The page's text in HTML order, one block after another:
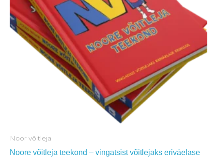
Noor võitleja
Noore võitleja teekond – vingatsist võitlejaks eriväelase